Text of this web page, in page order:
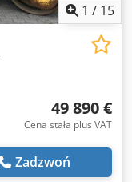
1 / 15
49 890 €
Cena stała plus VAT
Zadzwoń